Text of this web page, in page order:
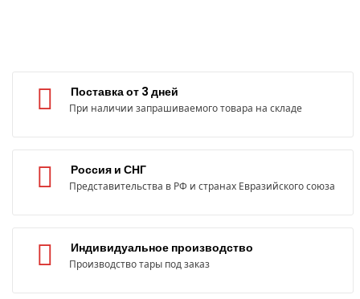
Поставка от 3 дней
При наличии запрашиваемого товара на складе
Россия и СНГ
Представительства в РФ и странах Евразийского союза
Индивидуальное производство
Производство тары под заказ